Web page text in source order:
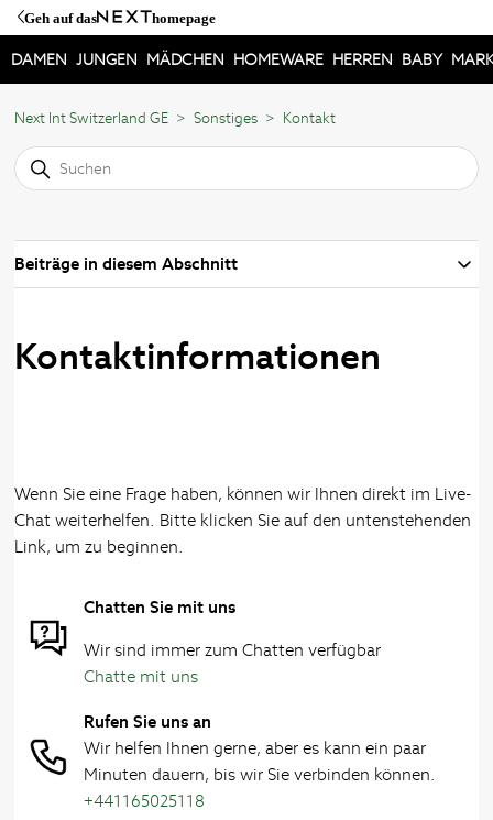
Geh auf das homepage
DAMEN JUNGEN MÄDCHEN HOMEWARE HERREN BABY
Next Int Switzerland GE Sonstiges Kontakt
Beiträge in diesem Abschnitt
Kontaktinformationen
Wenn Sie eine Frage haben, können wir Ihnen direkt im Live-
Chat weiterhelfen. Bitte klicken Sie auf den untenstehenden
Link, um zu beginnen.
Chatten Sie mit uns
Wir sind immer zum Chatten verfügbar
Chatte mit uns
Rufen Sie uns an
Wir helfen Ihnen gerne, aber es kann ein paar
Minuten dauern, bis wir Sie verbinden können.
+441165025118